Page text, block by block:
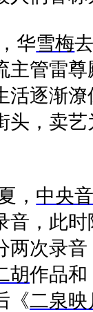
，华雪梅
主管雷尊
活逐渐
头，卖艺
， 中央
音，此
两次录
胡作品和
《二泉映